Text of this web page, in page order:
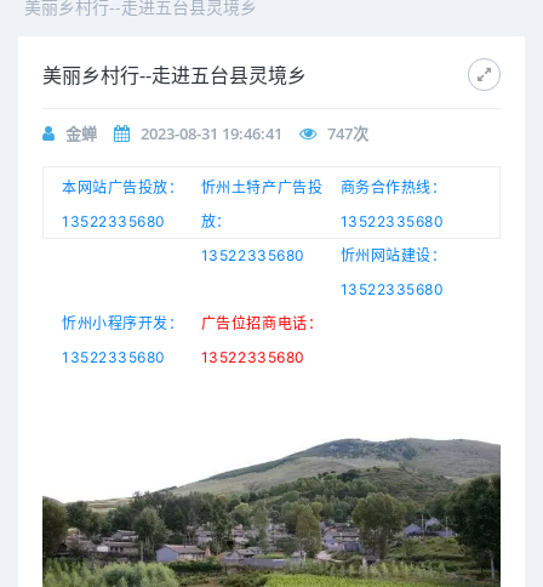
美丽乡村行--走进五台县灵境乡
美丽乡村行--走进五台县灵境乡
金蝉 2023-08-31 19:46:41 747次
本网站广告投放：
13522335680
忻州土特产广告投
放：
13522335680
商务合作热线：
13522335680
忻州网站建设：
13522335680
忻州小程序开发：
13522335680
广告位招商电话：
13522335680